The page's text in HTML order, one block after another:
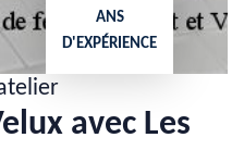
ANS
D'EXPÉRIENCE
avec Les